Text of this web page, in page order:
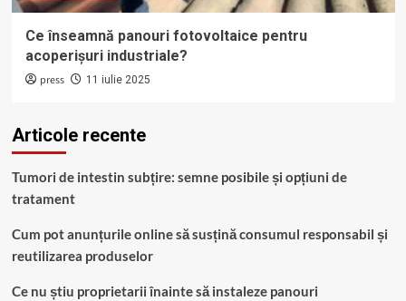
Ce înseamnă panouri fotovoltaice pentru
acoperișuri industriale?
press 11 iulie 2025
Articole recente
Tumori de intestin subțire: semne posibile și opțiuni de
tratament
Cum pot anunțurile online să susțină consumul responsabil și
reutilizarea produselor
Ce nu știu proprietarii înainte să instaleze panouri